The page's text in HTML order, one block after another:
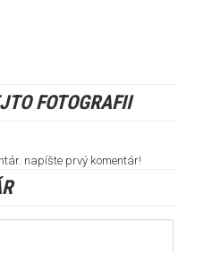
FOTOGRAFII
napíšte prvý komentár!